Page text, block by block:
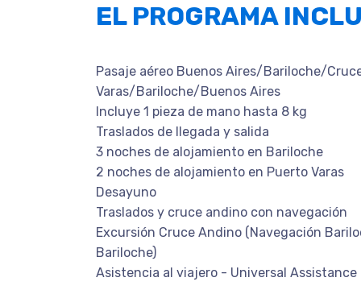
EL PROGRAMA
Pasaje aéreo Buenos Aires/Bariloche/
Varas/Bariloche/Buenos Aires
Incluye 1 pieza de mano hasta 8 kg
Traslados de llegada y salida
3 noches de alojamiento en Bariloche
2 noches de alojamiento en Puerto Varas
Desayuno
Traslados y cruce andino con navegación
Excursión Cruce Andino (Navegación
Bariloche)
Asistencia al viajero - Universal Assistance